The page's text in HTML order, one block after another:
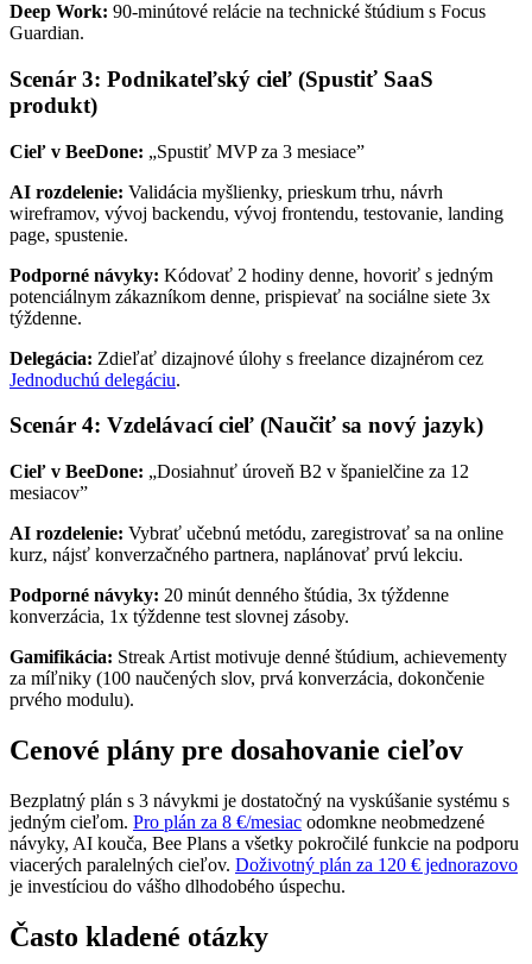
Deep Work: 90-minútové relácie na technické štúdium s Focus
Guardian.
Scenár 3: Podnikateľský cieľ (Spustiť SaaS
produkt)
Cieľ v BeeDone: „Spustiť MVP za 3 mesiace”
AI rozdelenie: Validácia myšlienky, prieskum trhu, návrh
wireframov, vývoj backendu, vývoj frontendu, testovanie, landing
page, spustenie.
Podporné návyky: Kódovať 2 hodiny denne, hovoriť s jedným
potenciálnym zákazníkom denne, prispievať na sociálne siete 3x
týždenne.
Delegácia: Zdieľať dizajnové úlohy s freelance dizajnérom cez
Jednoduchú delegáciu.
Scenár 4: Vzdelávací cieľ (Naučiť sa nový jazyk)
Cieľ v BeeDone: „Dosiahnuť úroveň B2 v španielčine za 12
mesiacov”
AI rozdelenie: Vybrať učebnú metódu, zaregistrovať sa na online
kurz, nájsť konverzačného partnera, naplánovať prvú lekciu.
Podporné návyky: 20 minút denného štúdia, 3x týždenne
konverzácia, 1x týždenne test slovnej zásoby.
Gamifikácia: Streak Artist motivuje denné štúdium, achievementy
za míľniky (100 naučených slov, prvá konverzácia, dokončenie
prvého modulu).
Cenové plány pre dosahovanie cieľov
Bezplatný plán s 3 návykmi je dostatočný na vyskúšanie systému s
jedným cieľom. Pro plán za 8 €/mesiac odomkne neobmedzené
návyky, AI kouča, Bee Plans a všetky pokročilé funkcie na podporu
viacerých paralelných cieľov. Doživotný plán za 120 € jednorazovo
je investíciou do vášho dlhodobého úspechu.
Často kladené otázky